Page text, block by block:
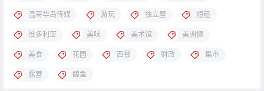
温哥华岛传媒 游玩 独立屋 短租
维多利亚 美味 美术馆 美洲狮
美食 花园 西餐 财政 集市
露营 鲸鱼